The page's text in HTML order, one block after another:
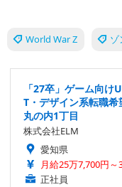
World War Z ゾ
「27卒」ゲーム向
T・デザイン系転職
丸の内1丁目
株式会社ELM
愛知県
月給25万7,700円～
正社員